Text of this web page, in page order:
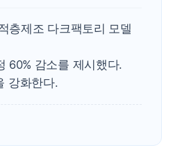
인천서 말다툼 중 어머니 흉기
'화합' 꺼낸 김민석에 '뻔뻔'
李대통령, ISA 개편 재검토
층제조 다크팩토리 모델
60% 감소를 제시했다.
강화한다.